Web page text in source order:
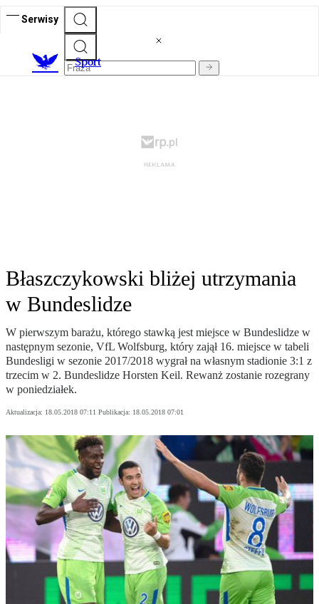
Serwisy
Sport
Błaszczykowski bliżej utrzymania
w Bundeslidze
W pierwszym barażu, którego stawką jest miejsce w Bundeslidze w
następnym sezonie, VfL Wolfsburg, który zajął 16. miejsce w tabeli
Bundesligi w sezonie 2017/2018 wygrał na własnym stadionie 3:1 z
trzecim w 2. Bundeslidze Horsten Keil. Rewanż zostanie rozegrany
w poniedziałek.
Aktualizacja: 18.05.2018 07:11 Publikacja: 18.05.2018 07:01